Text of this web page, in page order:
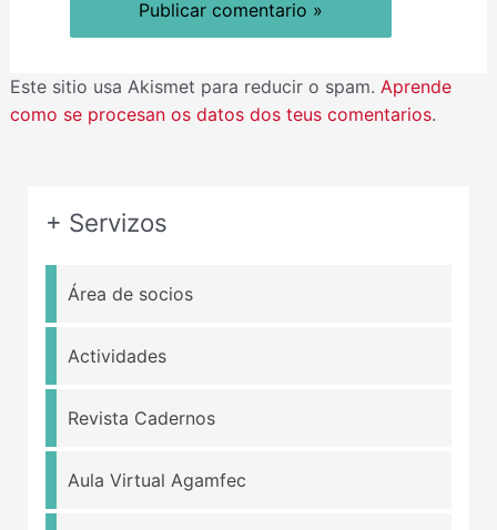
Este sitio usa Akismet para reducir o spam. Aprende
como se procesan os datos dos teus comentarios.
+ Servizos
Área de socios
Actividades
Revista Cadernos
Aula Virtual Agamfec